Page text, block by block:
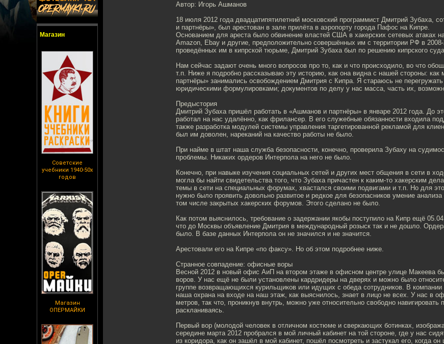
Магазин
Советские
учебники 1940-50х
годов
Магазин
ОПЕРМАЙКИ
Автор: Игорь Ашманов
18 июля 2012 года двадцатипятилетний московский программист Дмитрий Зубаха,
и партнёры», был арестован в зале прилёта в аэропорту города Пафос на Кипре.
Основанием для ареста было обвинение властей США в хакерских сетевых атаках
Amazon, Ebay и другие, предположительно совершённых им с территории РФ в
проведённых им в кипрской тюрьме, Дмитрий Зубаха был по решению кипрского
Нам сейчас задают очень много вопросов про то, как и что происходило, во что
т.п. Ниже я подробно рассказываю эту историю, как она видна с нашей стороны:
партнёры» занимались освобождением Дмитрия с Кипра. Я стараюсь не
юридическими формулировками; документов по делу у нас масса, часть их,
Предыстория
Дмитрий Зубаха пришёл работать в «Ашманов и партнёры» в январе 2012 года. До
работал на нас удалённо, как фрилансер. В его служебные обязанности входила
также разработка модулей системы управления таргетированной рекламой для
был им доволен, нареканий на качество работы не было.
При найме в штат наша служба безопасности, конечно, проверила Зубаху на
проблемы. Никаких ордеров Интерпола на него не было.
Конечно, при навыке изучения социальных сетей и других мест общения в сети в
могла бы найти свидетельства того, что Зубаха причастен к каким-то хакерским
темы в сети на специальных форумах, хвастался своими подвигами и т.п. Но для
нужно было проявить довольно развитое и редкое для безопасников умение
том числе закрытых хакерских форумов. Этого сделано не было.
Как потом выяснилось, требование о задержании якобы поступило на Кипр ещё
что до Москвы объявление Дмитрия в международный розыск так и не дошло.
было. В базе данных Интерпола он не значился и не значится.
Арестовали его на Кипре «по факсу». Но об этом подробнее ниже.
Странное совпадение: офисные воры
Весной 2012 в новый офис АиП на втором этаже в офисном центре улице Макеева
воров. У нас ещё не были установлены кардридеры на дверях и можно было
группе возвращающихся курильщиков или идущих с обеда сотрудников. В компании
наша охрана на входе на наш этаж, как выяснилось, знает в лицо не всех. У нас в
метров, так что, проникнув внутрь, можно уже относительно свободно
раскланиваясь.
Первый вор (молодой человек в отличном костюме и сверкающих ботинках,
середине марта 2012 пробрался в мой личный кабинет на той стороне, где у нас
из коридора, как он зашёл в мой кабинет, пошёл посмотреть и застукал его, когда